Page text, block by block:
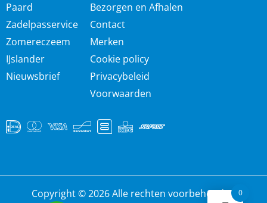
Paard
Zadelpasservice
Zomereczeem
IJslander
Nieuwsbrief
Bezorgen en Afhalen
Contact
Merken
Cookie policy
Privacybeleid
Voorwaarden
Copyright © 2026 Alle rechten voorbehouden 0